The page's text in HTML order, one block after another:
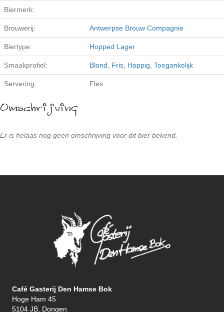
Biermerk:
Brouwerij: Antwerpse Brouw Compagnie
Biertype: Hopped Lager
Smaakprofiel: Blond Fris Hoppig Toegankelijk
Servering: Fles
Omschrijving
Er is helaas nog geen omschrijving voor dit bier bekend.
Café Gasterij Den Hamse Bok
Hoge Ham 45
5104 JB, Dongen